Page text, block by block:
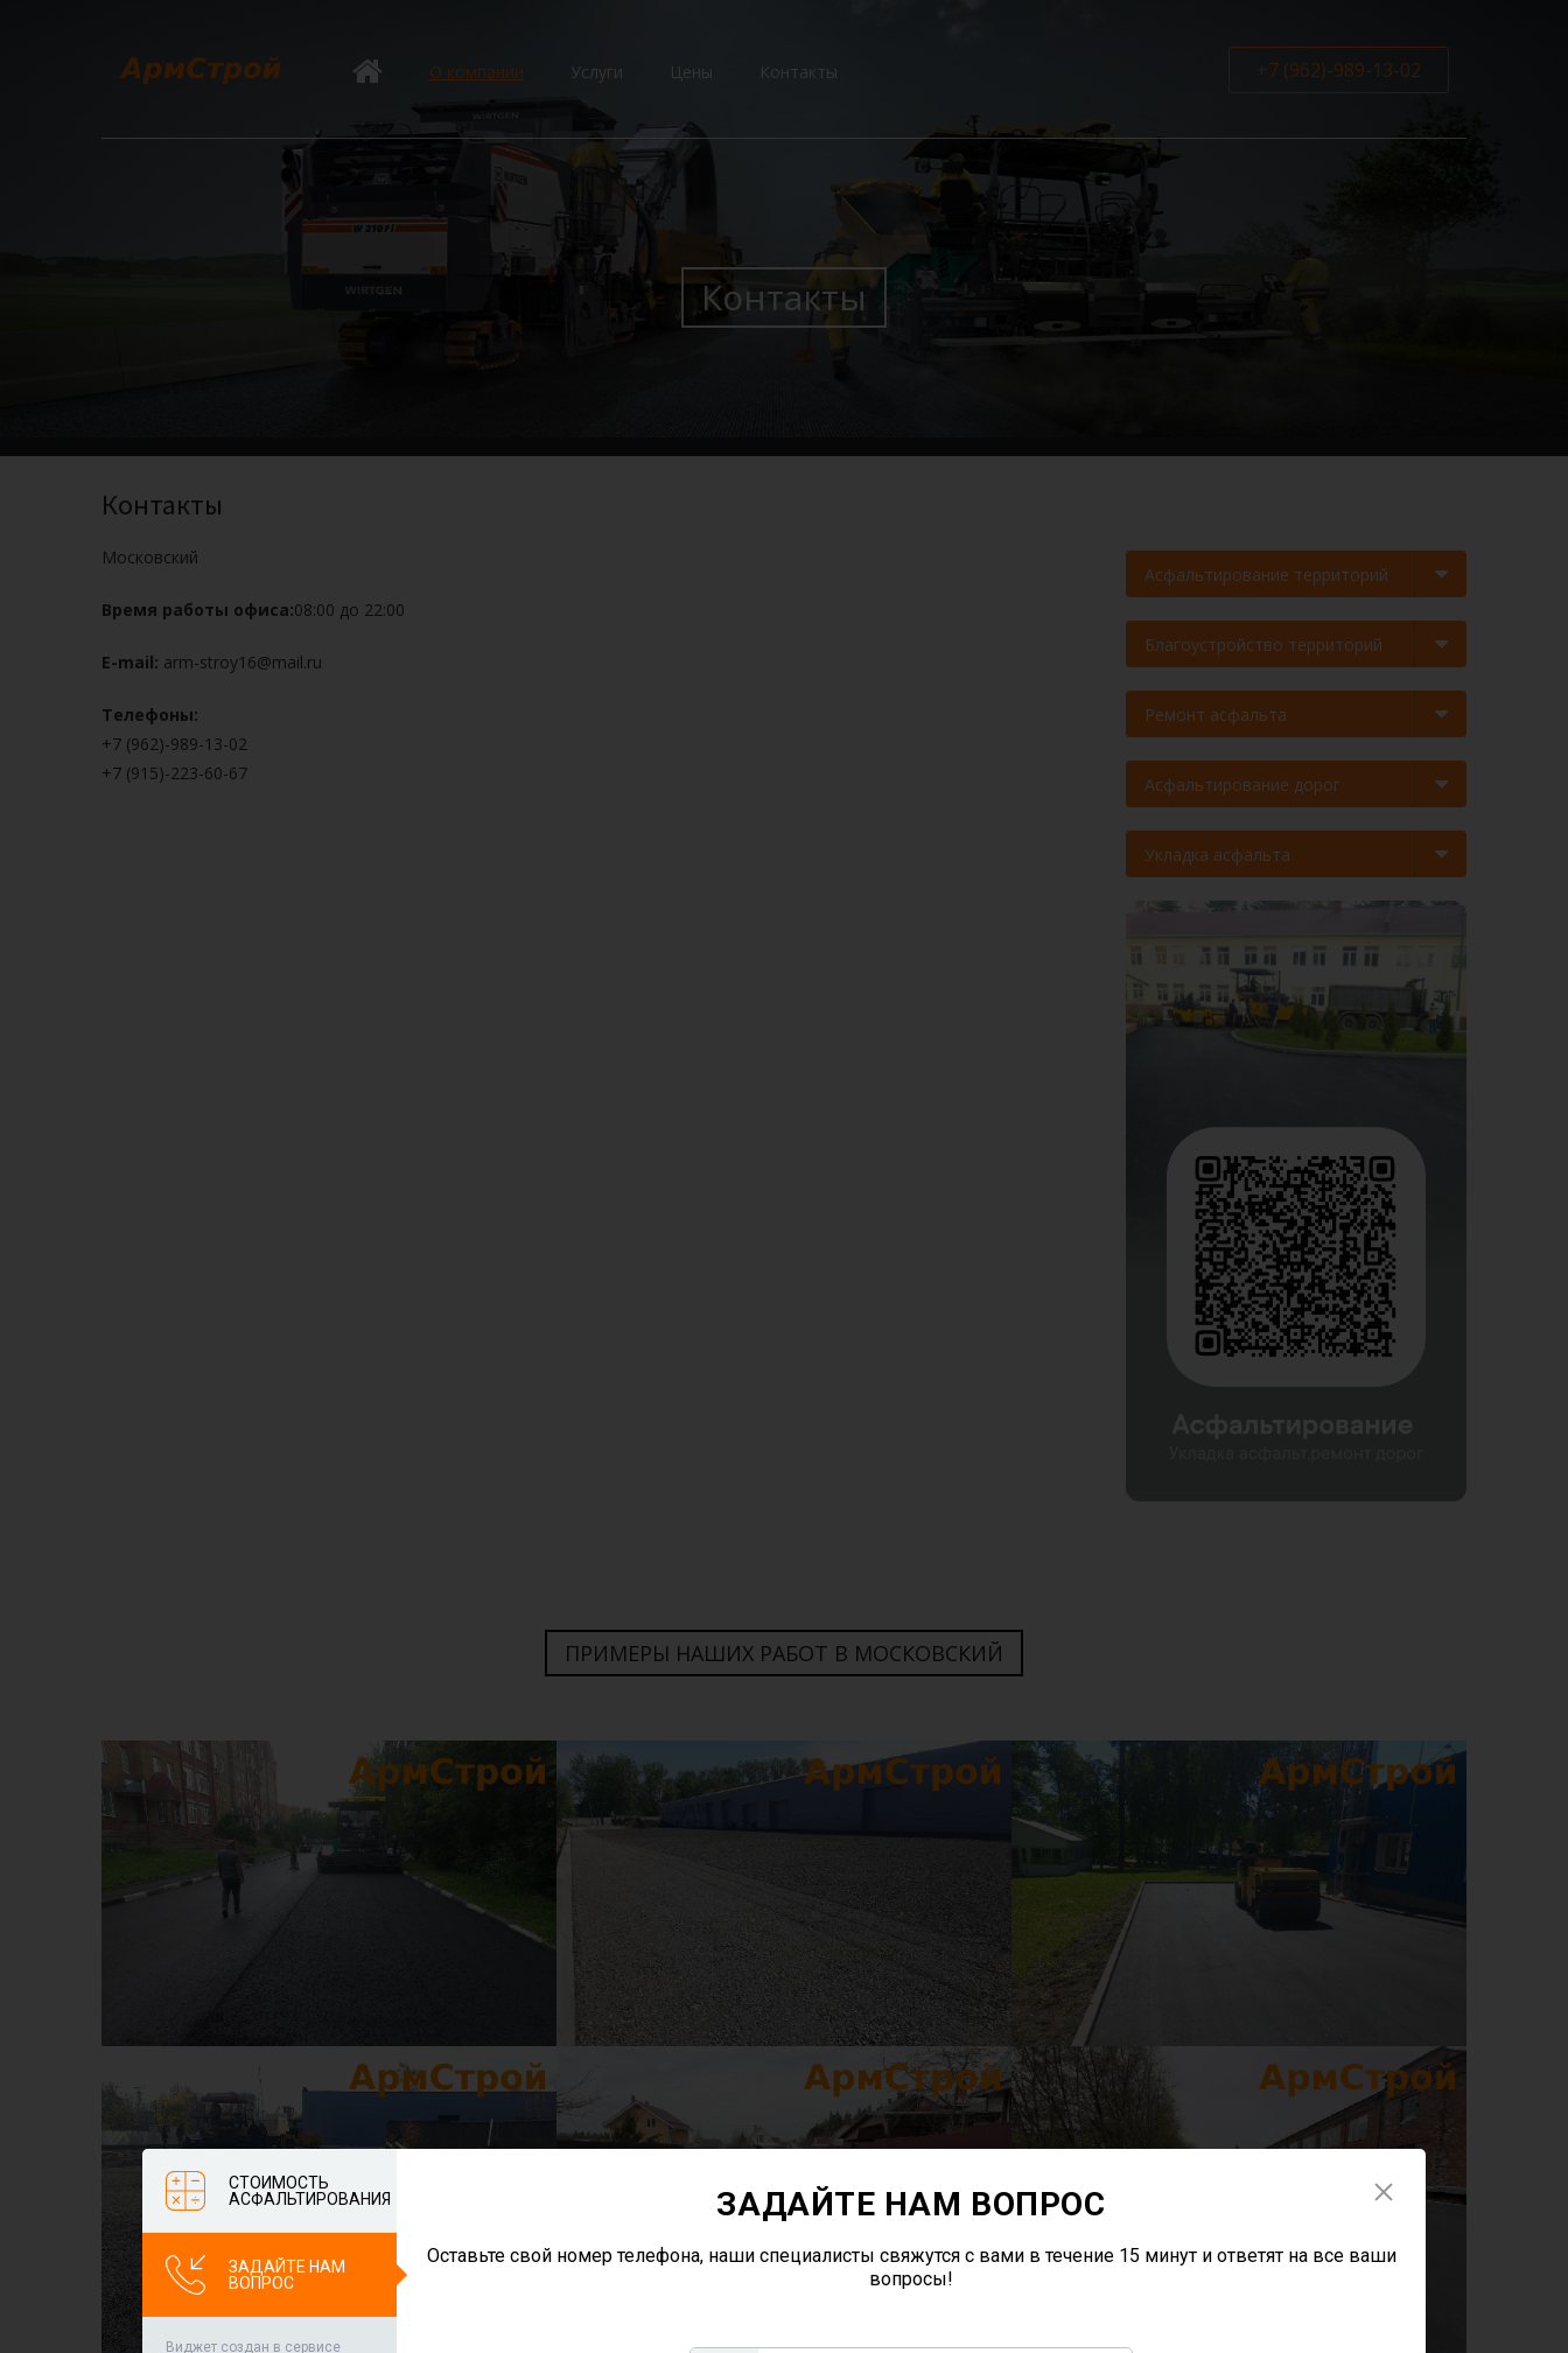
О компании Услуги Цены Контакты +7 (962)-989-13-02
Контакты
Асфальтирование территорий
Благоустройство территорий
Ремонт асфальта
Асфальтирование дорог
Укладка асфальта
Контакты
Московский
Время работы офиса:08:00 до 22:00
E-mail: arm-stroy16@mail.ru
Телефоны:
+7 (962)-989-13-02
+7 (915)-223-60-67
ПРИМЕРЫ НАШИХ РАБОТ В МОСКОВСКИЙ
СТОИМОСТЬ
АСФАЛЬТИРОВАНИЯ
ЗАДАЙТЕ НАМ
ВОПРОС
Виджет создан в сервисе
ЗАДАЙТЕ НАМ ВОПРОС
Оставьте свой номер телефона, наши специалисты свяжутся с вами в течение 15 минут и ответят на все ваши
вопросы!